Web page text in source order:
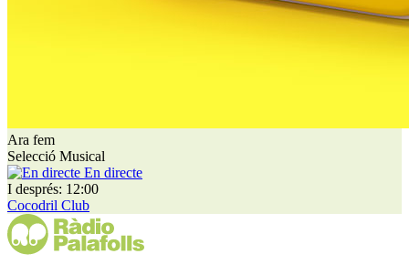
Ara fem
Selecció Musical
En directe
I després: 12:00
Cocodril Club